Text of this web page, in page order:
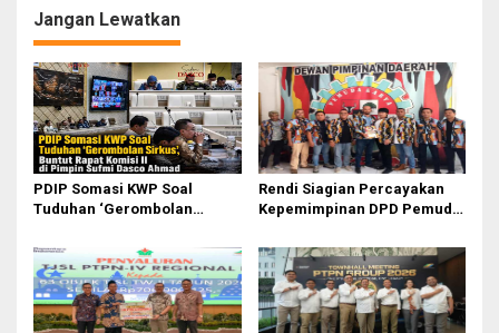
g
a
s
i
p
o
s
Jangan Lewatkan
PDIP Somasi KWP Soal
Tuduhan ‘Gerombolan
II Dipimpin Sufmi Dasco
Ahmad
Rendi Siagian Percayakan
Kepemimpinan DPD Pemuda
kepada Josef Sembiring